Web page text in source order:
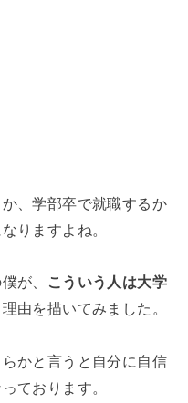
、学部卒で就職するか
りますよね。
が、
こういう人は大学
由を描いてみました。
かと言うと自分に自信
ております。